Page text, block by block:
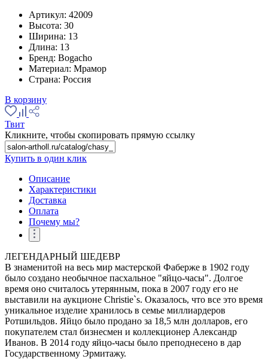
Артикул: 42009
Высота: 30
Ширина: 13
Длина: 13
Бренд: Bogacho
Материал: Мрамор
Страна: Россия
В корзину
Твит
Кликните, чтобы скопировать прямую ссылку
Купить в один клик
Описание
Характеристики
Доставка
Оплата
Почему мы?
ЛЕГЕНДАРНЫЙ ШЕДЕВР
В знаменитой на весь мир мастерской Фаберже в 1902 году
было создано необычное пасхальное "яйцо-часы". Долгое
время оно считалось утерянным, пока в 2007 году его не
выставили на аукционе Christie`s. Оказалось, что все это время
уникальное изделие хранилось в семье миллиардеров
Ротшильдов. Яйцо было продано за 18,5 млн долларов, его
покупателем стал бизнесмен и коллекционер Александр
Иванов. В 2014 году яйцо-часы было преподнесено в дар
Государственному Эрмитажу.